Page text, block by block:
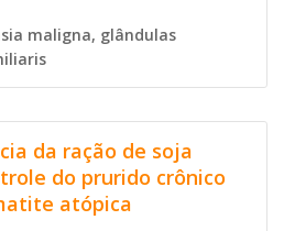
maligna, glândulas
da ração de soja
do prurido crônico
atópica